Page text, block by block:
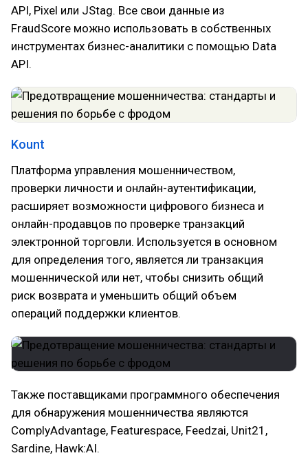
API, Pixel или JStag. Все свои данные из
FraudScore можно использовать в собственных
инструментах бизнес-аналитики с помощью Data
API.
Kount
Платформа управления мошенничеством,
проверки личности и онлайн-аутентификации,
расширяет возможности цифрового бизнеса и
онлайн-продавцов по проверке транзакций
электронной торговли. Используется в основном
для определения того, является ли транзакция
мошеннической или нет, чтобы снизить общий
риск возврата и уменьшить общий объем
операций поддержки клиентов.
Также поставщиками программного обеспечения
для обнаружения мошенничества являются
ComplyAdvantage, Featurespace, Feedzai, Unit21,
Sardine, Hawk:AI.